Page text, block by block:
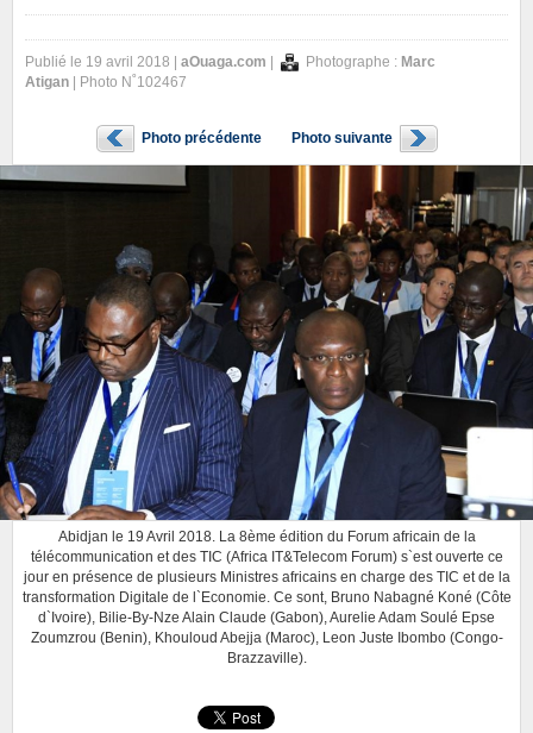
Publié le 19 avril 2018 | aOuaga.com Photographe : Marc
Atigan | Photo N˚102467
Photo précédente Photo suivante
Abidjan le 19 Avril 2018. La 8ème édition du Forum africain de la
télécommunication et des TIC (Africa IT&Telecom Forum) s`est ouverte ce
jour en présence de plusieurs Ministres africains en charge des TIC et de la
transformation Digitale de l`Economie. Ce sont, Bruno Nabagné Koné (Côte
d`Ivoire), Bilie-By-Nze Alain Claude (Gabon), Aurelie Adam Soulé Epse
Zoumzrou (Benin), Khouloud Abejja (Maroc), Leon Juste Ibombo (Congo-
Brazzaville).